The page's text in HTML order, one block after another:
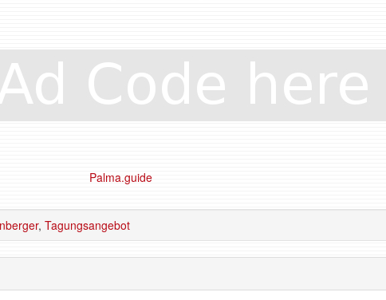
, Tagungsangebot